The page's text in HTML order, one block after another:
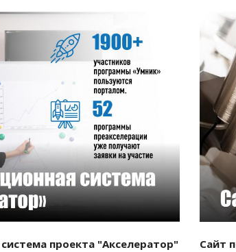
проект
проекта "Акселератор"
Сайт